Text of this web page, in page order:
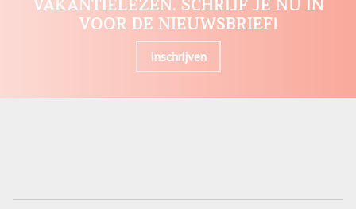
VOOR DE NIEUWSBRIEF!
Inschrijven